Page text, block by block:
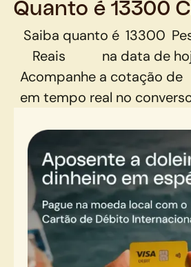
Quanto é 13300
Saiba quanto é 13300
Reais
na data de
Acompanhe a cotação de
em tempo real no